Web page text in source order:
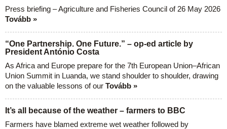
Press briefing – Agriculture and Fisheries Council of 26 May 2026
Tovább »
“One Partnership. One Future.” – op-ed article by
President António Costa
As Africa and Europe prepare for the 7th European Union–African
Union Summit in Luanda, we stand shoulder to shoulder, drawing
on the valuable lessons of our Tovább »
It’s all because of the weather – farmers to BBC
Farmers have blamed extreme wet weather followed by